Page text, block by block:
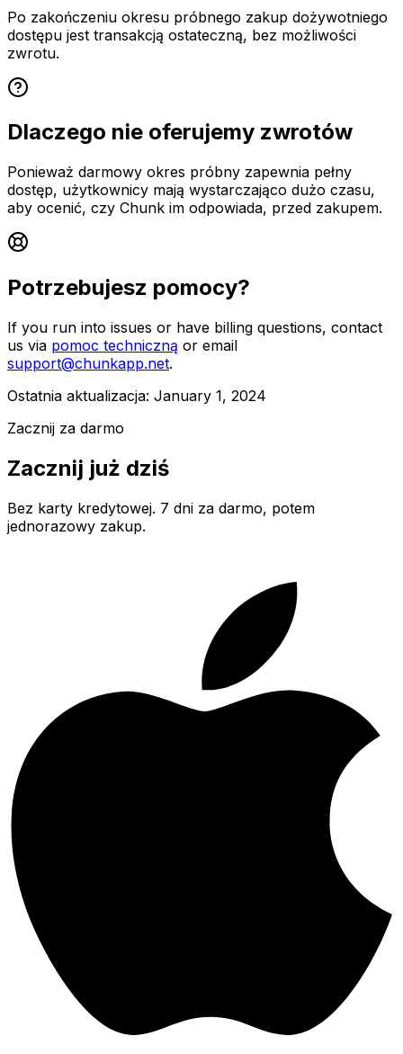
Po zakończeniu okresu próbnego zakup dożywotniego
dostępu jest transakcją ostateczną, bez możliwości
zwrotu.
Dlaczego nie oferujemy zwrotów
Ponieważ darmowy okres próbny zapewnia pełny
dostęp, użytkownicy mają wystarczająco dużo czasu,
aby ocenić, czy Chunk im odpowiada, przed zakupem.
Potrzebujesz pomocy?
If you run into issues or have billing questions, contact
us via pomoc techniczną or email
support@chunkapp.net.
Ostatnia aktualizacja: January 1, 2024
Zacznij za darmo
Zacznij już dziś
Bez karty kredytowej. 7 dni za darmo, potem
jednorazowy zakup.